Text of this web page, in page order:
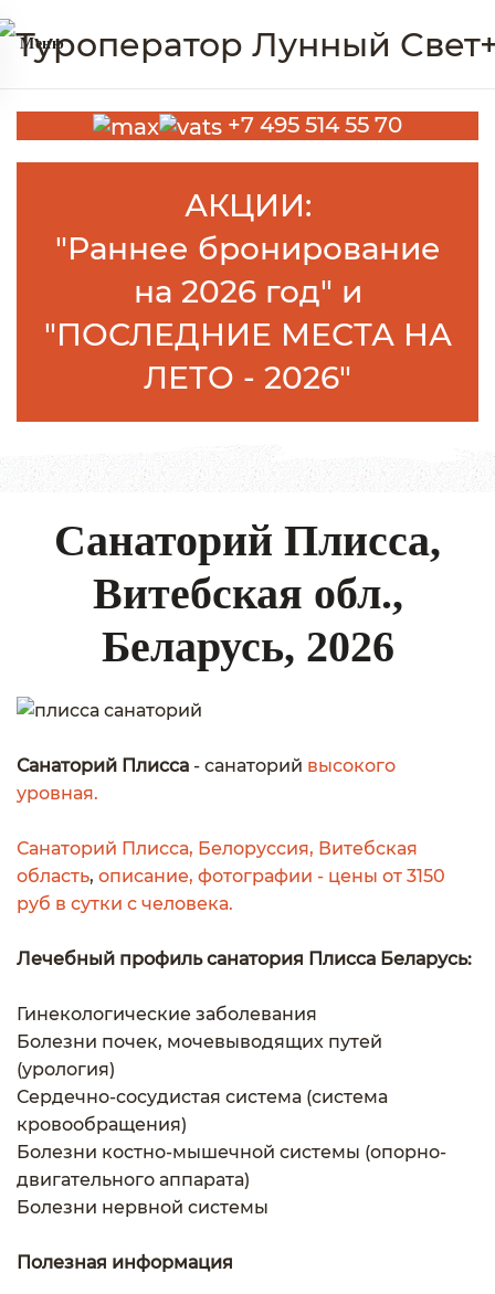
Меню
+7 495 514 55 70
АКЦИИ:
"Раннее бронирование
на 2026 год" и
"ПОСЛЕДНИЕ МЕСТА НА
ЛЕТО - 2026"
Санаторий Плисса,
Витебская обл.,
Беларусь, 2026
Санаторий Плисса - санаторий высокого
уровная.
Санаторий Плисса, Белоруссия, Витебская
область, описание, фотографии - цены от 3150
руб в сутки с человека.
Лечебный профиль санатория Плисса Беларусь:
Гинекологические заболевания
Болезни почек, мочевыводящих путей
(урология)
Сердечно-сосудистая система (система
кровообращения)
Болезни костно-мышечной системы (опорно-
двигательного аппарата)
Болезни нервной системы
Полезная информация